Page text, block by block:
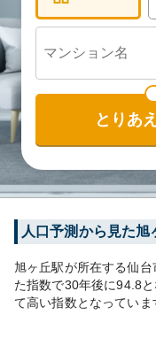
とりあ
人口予測から見た旭
旭ヶ丘駅が所在する仙台
た指数で30年後に94.8
て高い指数となっていま